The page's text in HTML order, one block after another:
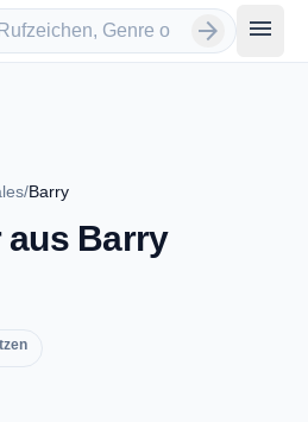
arrow_forward menu
/Barry
aus Barry